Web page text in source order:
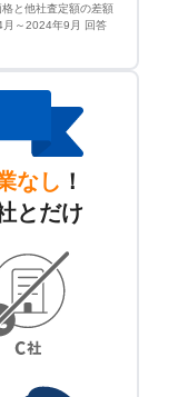
と他社査定額の差額
月～2024年9月 回答
なし ！
とだけ